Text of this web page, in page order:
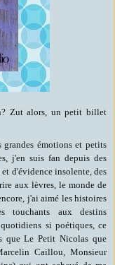
Zut alors, un petit billet
émotions et petits
j'en suis fan depuis des
d'évidence insolente, des
aux lèvres, le monde de
j'ai aimé les histoires
touchants aux destins
si poétiques, ce
que Le Petit Nicolas que
Caillou, Monsieur